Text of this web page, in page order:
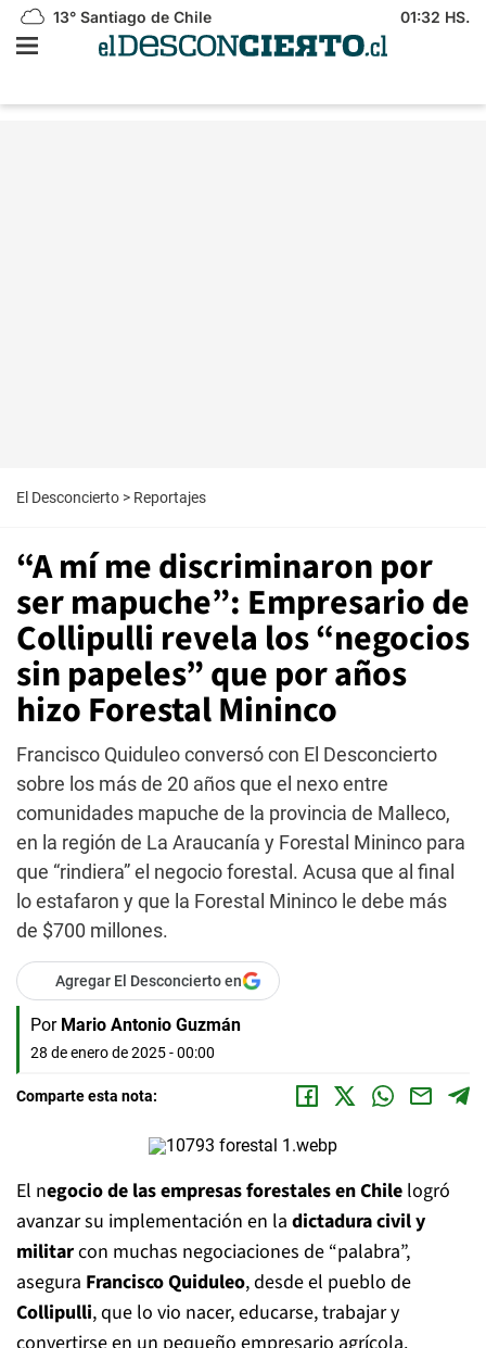
13° Santiago de Chile 01:32 HS.
El Desconcierto > Reportajes
“A mí me discriminaron por
ser mapuche”: Empresario de
Collipulli revela los “negocios
sin papeles” que por años
hizo Forestal Mininco
Francisco Quiduleo conversó con El Desconcierto
sobre los más de 20 años que el nexo entre
comunidades mapuche de la provincia de Malleco,
en la región de La Araucanía y Forestal Mininco para
que “rindiera” el negocio forestal. Acusa que al final
lo estafaron y que la Forestal Mininco le debe más
de $700 millones.
Agregar El Desconcierto en
Por Mario Antonio Guzmán
28 de enero de 2025 - 00:00
Comparte esta nota:
El negocio de las empresas forestales en Chile logró
avanzar su implementación en la dictadura civil y
militarcon muchas negociaciones de “palabra”,
asegura Francisco Quiduleo, desde el pueblo de
Collipulli, que lo vio nacer, educarse, trabajar y